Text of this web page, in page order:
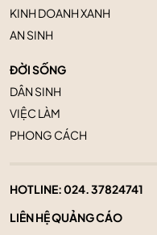
KINH DOANH XANH
AN SINH
ĐỜI SỐNG
DÂN SINH
VIỆC LÀM
PHONG CÁCH
HOTLINE:024. 37824741
LIÊN HỆ QUẢNG CÁO